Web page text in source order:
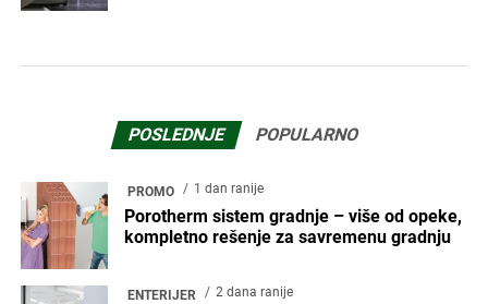
POSLEDNJE POPULARNO
PROMO 1 dan ranije
Porotherm sistem gradnje – više od opeke,
kompletno rešenje za savremenu gradnju
ENTERIJER 2 dana ranije